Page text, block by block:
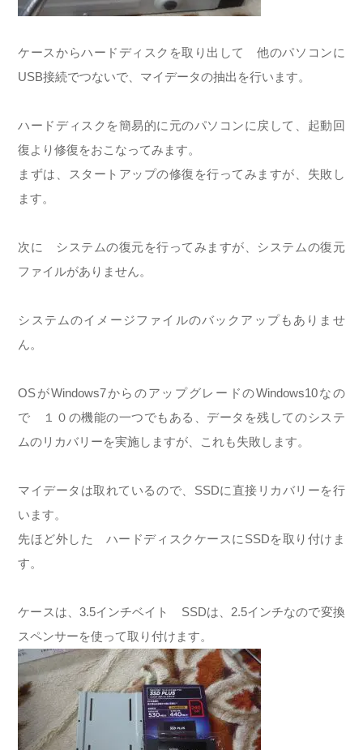
ケースからハードディスクを取り出して 他のパソコンに
USB接続でつないで、マイデータの抽出を行います。
ハードディスクを簡易的に元のパソコンに戻して、起動回
復より修復をおこなってみます。
まずは、スタートアップの修復を行ってみますが、失敗し
ます。
次に システムの復元を行ってみますが、システムの復元
ファイルがありません。
システムのイメージファイルのバックアップもありませ
ん。
OSがWindows7からのアップグレードのWindows10なの
で １０の機能の一つでもある、データを残してのシステ
ムのリカバリーを実施しますが、これも失敗します。
マイデータは取れているので、SSDに直接リカバリーを行
います。
先ほど外した ハードディスクケースにSSDを取り付けま
す。
ケースは、3.5インチベイト SSDは、2.5インチなので変換
スペンサーを使って取り付けます。